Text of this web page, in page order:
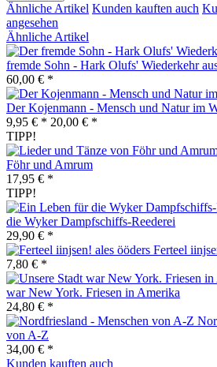
Ähnliche Artikel Kunden kauften auch
angesehen
Ähnliche Artikel
fremde Sohn - Hark Olufs' Wiederkehr
60,00 € *
Der Kojenmann - Mensch und Natur im
9,95 € * 20,00 € *
TIPP!
Föhr und Amrum
17,95 € *
TIPP!
die Wyker Dampfschiffs-Reederei
29,90 € *
Ferteel
7,80 € *
war New York. Friesen in Amerika
24,80 € *
von A-Z
34,00 € *
Kunden kauften auch